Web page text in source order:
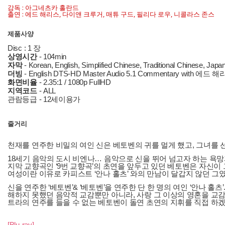
감독 : 아그네츠카 홀란드
출연 : 에드 해리스, 다이앤 크루거, 매튜 구드, 필리다 로우, 니콜라스 존스
제품사양
Disc : 1 장
상영시간- 104min
자막- Korean, English, Simplified Chinese, Traditional Chinese,
더빙 - English DTS-HD Master Audio 5.1 Commentary with 에드 해
화면비율- 2.35:1 / 1080p FullHD
지역코드- ALL
관람등급 - 12세이용가
줄거리
천재를 연주한 비밀의 여인 신은 베토벤의 귀를 멀게 했고, 그녀를
18세기 음악의 도시 비엔나… 음악으로 신을 뛰어 넘고자 하는 욕
지막 교향곡인 ‘9번 교향곡’의 초연을 앞두고 있던 베토벤은 자신
여성이란 이유로 카피스트 ‘안나 홀츠’ 와의 만남이 달갑지 않던
신을 연주한 ‘베토벤’& ‘베토벤’을 연주한 단 한 명의 여인 ‘안나
해하지 못했던 음악적 교감뿐만 아니라, 사랑 그 이상의 영혼을 교
트라의 연주를 들을 수 없는 베토벤이 돌연 초연의 지휘를 직접